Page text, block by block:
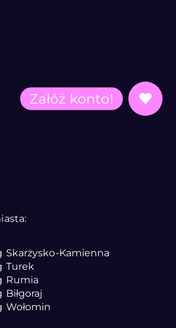
Skarżysko-Kamienna
Turek
Rumia
Wołomin